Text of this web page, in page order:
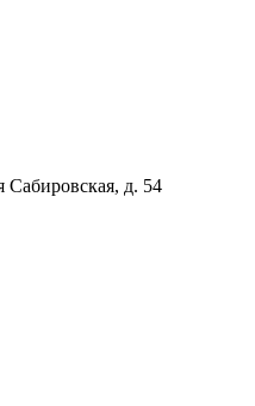
Сабировская, д. 54